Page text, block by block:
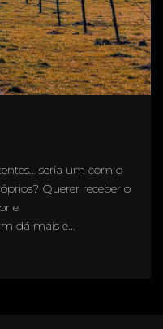
seria um com o
Querer receber o
e
dá mais e...